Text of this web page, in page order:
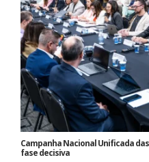
Campanha Nacional Unificada
fase decisiva